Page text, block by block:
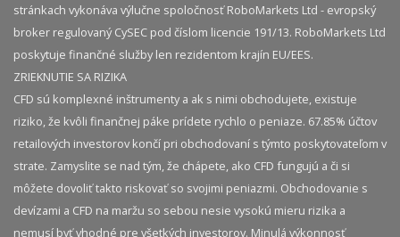
stránkach vykonáva výlučne spoločnosť RoboMarkets Ltd - evropský
broker regulovaný CySEC pod číslom licencie 191/13. RoboMarkets Ltd
poskytuje finančné služby len rezidentom krajín EU/EES.
ZRIEKNUTIE SA RIZIKA
CFD sú komplexné inštrumenty a ak s nimi obchodujete, existuje
riziko, že kvôli finančnej páke prídete rychlo o peniaze. 67.85% účtov
retailových investorov končí pri obchodovaní s týmto poskytovateľom v
strate. Zamyslite se nad tým, že chápete, ako CFD fungujú a či si
môžete dovoliť takto riskovať so svojimi peniazmi. Obchodovanie s
devízami a CFD na maržu so sebou nesie vysokú mieru rizika a
nemusí byť vhodné pre všetkých investorov. Minulá výkonnosť